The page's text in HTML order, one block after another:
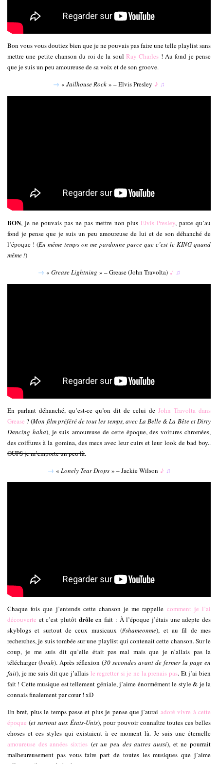
Bon vous vous doutiez bien que je ne pouvais pas faire une telle playlist sans
mettre une petite chanson du roi de la soul Ray Charles ! Au fond je pense
que je suis un peu amoureuse de sa voix et de son groove.
→ « Jailhouse Rock » – Elvis Presley ♪ ♫
BON, je ne pouvais pas ne pas mettre non plus Elvis Presley, parce qu’au
fond je pense que je suis un peu amoureuse de lui et de son déhanché de
l’époque ! (En même temps on me pardonne parce que c’est le KING quand
même !)
→ « Grease Lightning » – Grease (John Travolta)♪ ♫
En parlant déhanché, qu’est-ce qu’on dit de celui de John Travolta dans
Grease ? (Mon film préféré de tout les temps, avec La Belle & La Bête et Dirty
Dancing haha), je suis amoureuse de cette époque, des voitures chromées,
des coiffures à la gomina, des mecs avec leur cuirs et leur look de bad boy..
OUPS je m’emporte un peu là.
→ « Lonely Tear Drops» – Jackie Wilson ♪ ♫
Chaque fois que j’entends cette chanson je me rappelle comment je l’ai
découverte et c’est plutôt drôleen fait : À l’époque j’étais une adepte des
skyblogs et surtout de ceux musicaux (#shameonme), et au fil de mes
recherches, je suis tombée sur une playlist qui contenait cette chanson. Sur le
coup, je me suis dit qu’elle était pas mal mais que je n’allais pas la
télécharger (bouh). Après réflexion (30 secondes avant de fermer la page en
fait), je me suis dit que j’allais le regretter si je ne la prenais pas. Et j’ai bien
fait ! Cette musique est tellement géniale, j’aime énormément le style & je la
connais finalement par cœur ! xD
En bref, plus le temps passe et plus je pense que j’aurai adoré vivre à cette
époque (et surtout aux États-Unis), pour pouvoir connaître toutes ces belles
choses et ces styles qui existaient à ce moment là. Je suis une éternelle
amoureuse des années sixties (et un peu des autres aussi), et ne pourrait
malheureusement pas vous faire part de toutes les musiques que j’aime